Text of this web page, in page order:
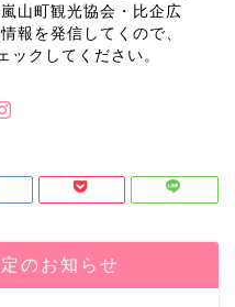
山町観光協会・比企広
報を発信してくので、
ックしてください。
のお知らせ